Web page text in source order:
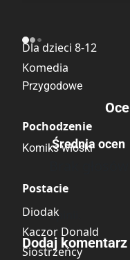
Dla dzieci 8-12
Komedia
Przygodowe
Pochodzenie
Komiks włoski
Postacie
Diodak
Kaczor Donald
Siostrzeńcy
Średnia ocen
Brak opinii.
Dodaj komentarz